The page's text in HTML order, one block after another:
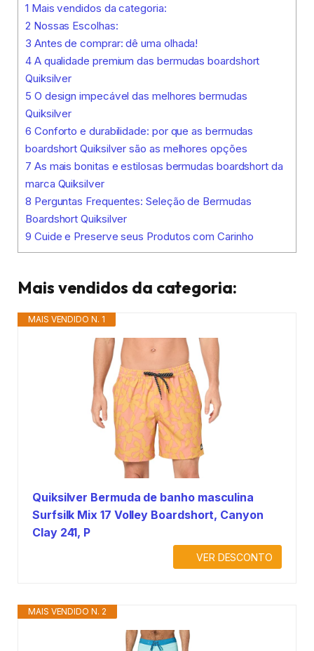
1 Mais vendidos da categoria:
2 Nossas Escolhas:
3 Antes de comprar: dê uma olhada!
4A qualidade premium das bermudas boardshort
Quiksilver
5 O design impecável das melhores bermudas
Quiksilver
6 Conforto e durabilidade: por que as bermudas
boardshort Quiksilver são as melhores opções
7 As mais bonitas e estilosas bermudas boardshort da
marca Quiksilver
8 Perguntas Frequentes: Seleção de Bermudas
Boardshort Quiksilver
9 Cuide e Preserve seus Produtos com Carinho
Mais vendidos da categoria:
MAIS VENDIDO N. 1
Quiksilver Bermuda de banho masculina
Surfsilk Mix 17 Volley Boardshort, Canyon
Clay 241, P
VER DESCONTO
MAIS VENDIDO N. 2